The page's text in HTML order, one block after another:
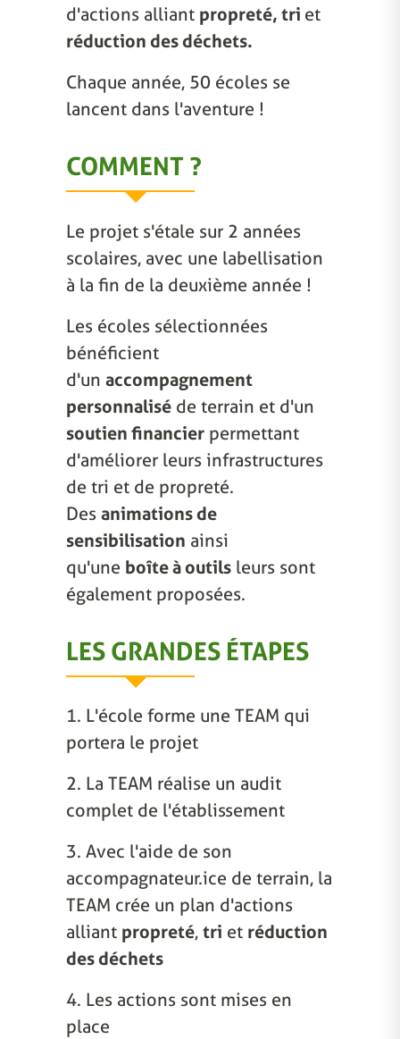
d'actions alliant propreté, tri et
réduction des déchets.
Chaque année, 50 écoles se
lancent dans l'aventure !
COMMENT ?
Le projet s'étale sur 2 années
scolaires, avec une labellisation
à la fin de la deuxième année !
Les écoles sélectionnées
bénéficient
d'un accompagnement
personnalisé de terrain et d'un
soutien financier permettant
d'améliorer leurs infrastructures
de tri et de propreté.
Des animations de
sensibilisation ainsi
qu'une boîte à outils leurs sont
également proposées.
LES GRANDES ÉTAPES
1. L'école forme une TEAM qui
portera le projet
2. La TEAM réalise un audit
complet de l'établissement
3. Avec l'aide de son
accompagnateur.ice de terrain, la
TEAM crée un plan d'actions
alliant propreté, tri et réduction
des déchets
4. Les actions sont mises en
place